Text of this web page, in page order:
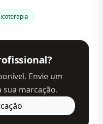
Envie um
marcação.